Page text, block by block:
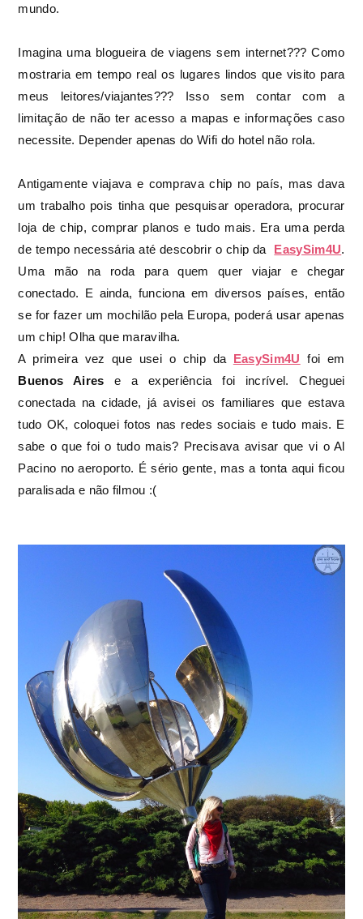
mundo.
Imagina uma blogueira de viagens sem internet??? Como
mostraria em tempo real os lugares lindos que visito para
meus leitores/viajantes??? Isso sem contar com a
limitação de não ter acesso a mapas e informações caso
necessite. Depender apenas do Wifi do hotel não rola.
Antigamente viajava e comprava chip no país, mas dava
um trabalho pois tinha que pesquisar operadora, procurar
loja de chip, comprar planos e tudo mais. Era uma perda
de tempo necessária até descobrir o chip da EasySim4U.
Uma mão na roda para quem quer viajar e chegar
conectado. E ainda, funciona em diversos países, então
se for fazer um mochilão pela Europa, poderá usar apenas
um chip! Olha que maravilha.
A primeira vez que usei o chip da EasySim4U foi em
Buenos Aires e a experiência foi incrível. Cheguei
conectada na cidade, já avisei os familiares que estava
tudo OK, coloquei fotos nas redes sociais e tudo mais. E
sabe o que foi o tudo mais? Precisava avisar que vi o Al
Pacino no aeroporto. É sério gente, mas a tonta aqui ficou
paralisada e não filmou :(